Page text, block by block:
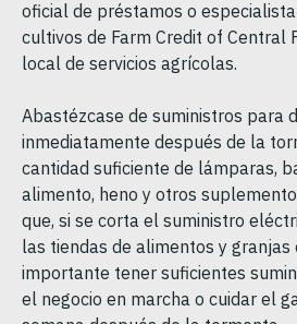
oficial de préstamos o
cultivos de Farm Credit of Central
local de servicios agrícolas.
Abastézcase de suministros para
inmediatamente después de la
cantidad suficiente de lámparas,
alimento, heno y otros
que, si se corta el suministro
las tiendas de alimentos y granjas
importante tener suficientes
el negocio en marcha o cuidar el